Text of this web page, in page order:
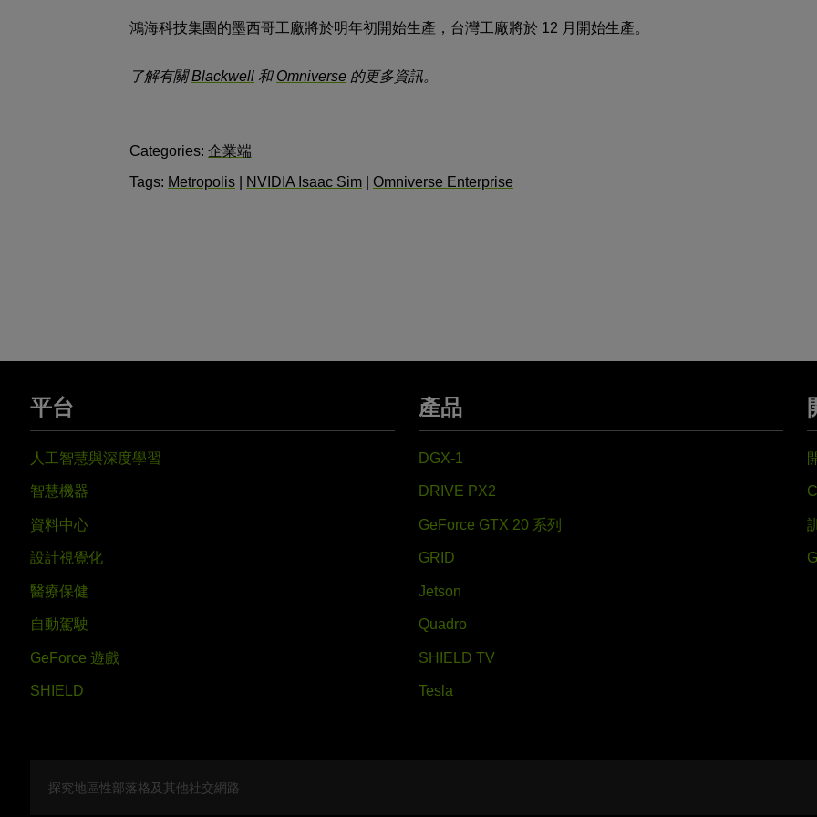
鴻海科技集團的墨西哥工廠將於明年初開始生產，台灣工廠將於 12 月開始生產。
了解有關Blackwell 和 Omniverse 的更多資訊。
Categories: 企業端
Tags: Metropolis NVIDIA Isaac Sim Omniverse Enterprise
平台
人工智慧與深度學習
智慧機器
資料中心
設計視覺化
醫療保健
自動駕駛
GeForce 遊戲
SHIELD
產品
DGX-1
DRIVE PX2
GeForce GTX 20 系列
GRID
Jetson
Quadro
SHIELD TV
Tesla
探究地區性部落格及其他社交網路